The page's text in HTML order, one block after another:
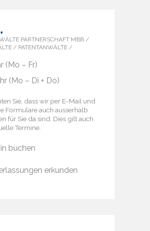
PARTNERSCHAFT MBB /
/ PATENTANWÄLTE /
(Mo – Fr)
(Mo – Di + Do)
Sie, dass wir per E-Mail und
Formulare auch ausserhalb
für Sie da sind. Dies gilt auch
Termine.
buchen
erkunden